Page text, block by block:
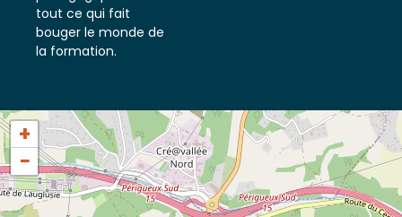
tout ce qui fait
bouger le monde de
la formation.
+
−